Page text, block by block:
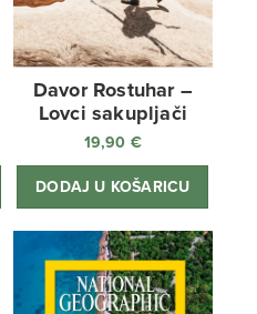
Davor Rostuhar –
Lovci sakupljači
19,90 €
DODAJ U KOŠARICU